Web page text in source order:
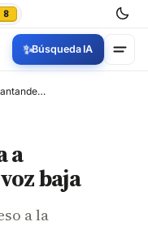
✨Búsqueda IA
La Asamblea le habla a Santander… pero en voz baja
a
baja
a la